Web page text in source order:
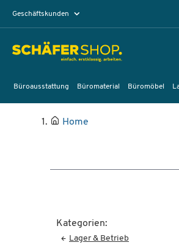
Geschäftskunden
Büroausstattung Büromaterial Büromöbel
Home
Kategorien:
Lager & Betrieb